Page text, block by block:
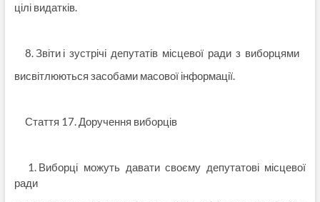
цілі видатків.
8. Звіти і зустрічі депутатів місцевої ради з виборцями
висвітлюються засобами масової інформації.
Стаття 17. Доручення виборців
1. Виборці можуть давати своєму депутатові місцевої
ради